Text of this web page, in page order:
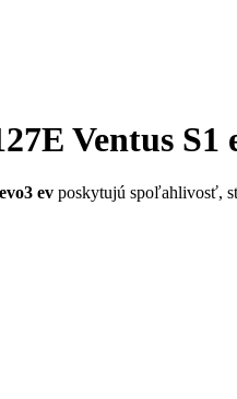
Ventus
ev poskytujú spoľahlivosť,